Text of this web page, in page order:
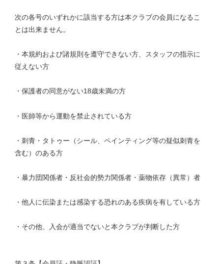
次の各号のいずれかに該当する方は本クラブの会員になるこ
とは出来ません。
・本規約および諸規則を遵守できない方、スタッフの指示に
従えない方
・保護者の同意がない18歳未満の方
・医師等から運動を禁止されている方
・刺青・タトゥー（シール、ペインティング等の疑似刺青を
含む）のある方
・暴力団関係者・反社会的勢力関係者・薬物依存（異常）者
・他人に伝染または感染する恐れのある疾病を有している方
・その他、入会が適当でないと本クラブが判断した方